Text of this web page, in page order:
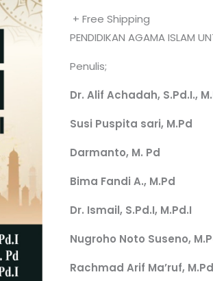
+ Free Shipping
PENDIDIKAN AGAMA ISLAM
Penulis;
Dr. Alif Achadah, S.Pd.I.,
Susi Puspita sari, M.Pd
Darmanto, M. Pd
Bima Fandi A., M.Pd
Dr. Ismail, S.Pd.I, M.Pd.I
Nugroho Noto Suseno,
Rachmad Arif Ma’ruf, M.Pd